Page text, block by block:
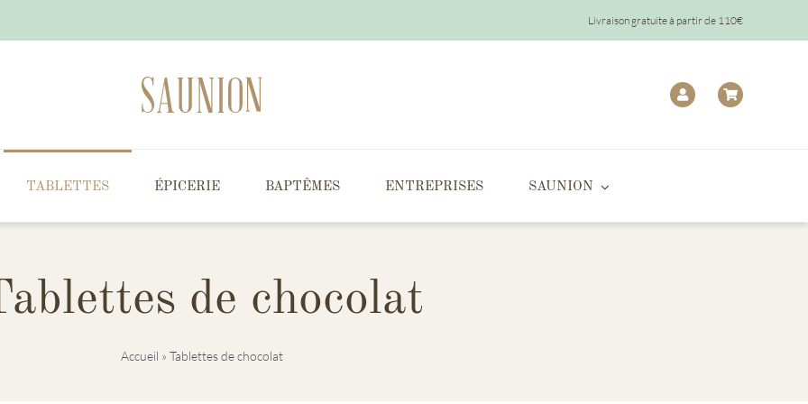
Livraison gratuite à partir de 110€
TABLETTES ÉPICERIE BAPTÊMES ENTREPRISES SAUNION
de chocolat
Accueil » Tablettes de chocolat